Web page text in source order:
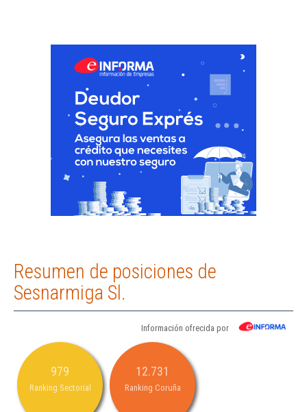
Resumen de posiciones de
Sesnarmiga Sl.
Información ofrecida por
979
Ranking Sectorial
12.731
Ranking Coruña